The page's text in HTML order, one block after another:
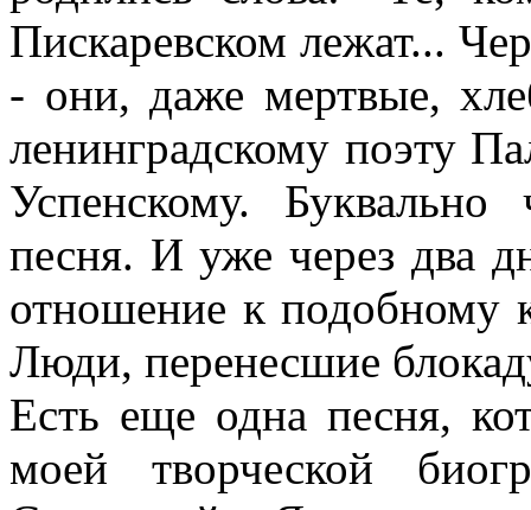
Пискаревском лежат...
- они, даже мертвые,
ленинградскому поэту
Успенскому. Буквально
песня. И уже через два
отношение к подобному
Люди, перенесшие
Есть еще одна песня,
моей творческой